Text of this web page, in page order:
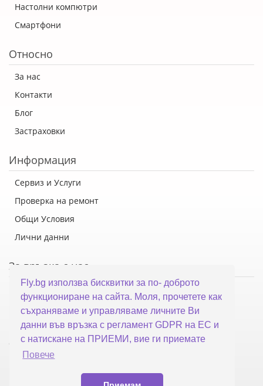
Fly.bg използва бисквитки за по- доброто
функциониране на сайта. Моля, прочетете как
съхраняваме и управляваме личните Ви
данни във връзка с регламент GDPR на ЕС и
с натискане на ПРИЕМИ, вие ги приемате
Повече
Настолни компютри
Смартфони
Относно
За нас
Контакти
Блог
Застраховки
Информация
Сервиз и Услуги
Проверка на ремонт
Общи Условия
Лични данни
За връзка с нас
Флай Систем ООД
гр. Варна, ул. Каймакчалан 10А
тел: 052 321 321
office@fly.bg